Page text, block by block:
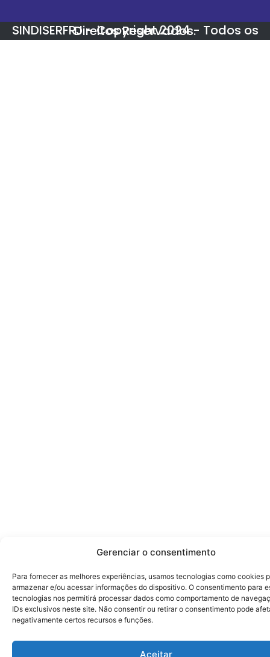
Gerenciar o consentimento
Para fornecer as melhores experiências, usamos tecnologias como cookies
armazenar e/ou acessar informações do dispositivo. O consentimento para
tecnologias nos permitirá processar dados como comportamento de
IDs exclusivos neste site. Não consentir ou retirar o consentimento pode
negativamente certos recursos e funções.
Aceitar
SINDISERFRJ - Copyright 2024 - Todos os Direitos Reservados.